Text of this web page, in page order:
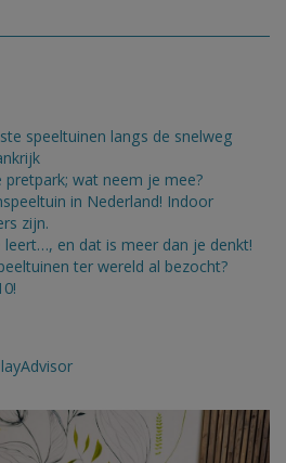
speeltuinen langs de snelweg
wat neem je mee?
in Nederland! Indoor
zijn.
en dat is meer dan je denkt!
ter wereld al bezocht?